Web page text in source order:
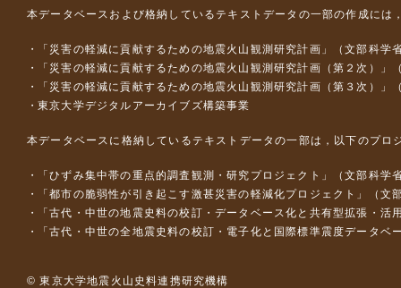
本データベースおよび格納しているテキストデータの一部の作成には
「災害の軽減に貢献するための地震火山観測研究計画」（文部科学
「災害の軽減に貢献するための地震火山観測研究計画（第２次）」
「災害の軽減に貢献するための地震火山観測研究計画（第３次）」
東京大学デジタルアーカイブズ構築事業
本データベースに格納しているテキストデータの一部は，以下のプロ
「ひずみ集中帯の重点的調査観測・研究プロジェクト」（文部科
「都市の脆弱性が引き起こす激甚災害の軽減化プロジェクト」（
「古代・中世の地震史料の校訂・データベース化と共有型拡張・
「古代・中世の全地震史料の校訂・電子化と国際標準震度データ
© 東京大学地震火山史料連携研究機構